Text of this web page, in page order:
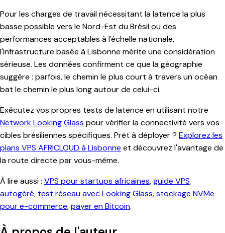
Pour les charges de travail nécessitant la latence la plus
basse possible vers le Nord-Est du Brésil ou des
performances acceptables à l'échelle nationale,
l'infrastructure basée à Lisbonne mérite une considération
sérieuse. Les données confirment ce que la géographie
suggère : parfois, le chemin le plus court à travers un océan
bat le chemin le plus long autour de celui-ci.
Exécutez vos propres tests de latence en utilisant notre
Network Looking Glass pour vérifier la connectivité vers vos
cibles brésiliennes spécifiques. Prêt à déployer ? Explorez les
plans VPS AFRICLOUD à Lisbonne et découvrez l'avantage de
la route directe par vous-même.
À lire aussi : VPS pour startups africaines,guide VPS
autogéré, test réseau avec Looking Glass,stockage NVMe
pour e-commerce,payer en Bitcoin.